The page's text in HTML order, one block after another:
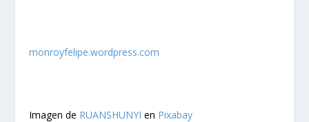
monroyfelipe.wordpress.com
Imagen de RUANSHUNYI en Pixabay